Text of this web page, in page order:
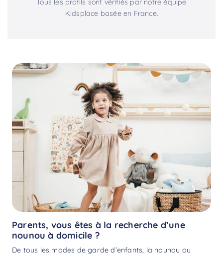
Kidsplace basée en France.
Parents, vous êtes à la recherche d’une
nounou à domicile ?
De tous les modes de garde d’enfants, la nounou ou